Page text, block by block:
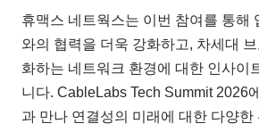
휴맥스 네트웍스는 이번 참여를 통해
와의 협력을 더욱 강화하고, 차세대
화하는 네트워크 환경에 대한 인사이
니다. CableLabs Tech Summit 2026
과 만나 연결성의 미래에 대한 다양한